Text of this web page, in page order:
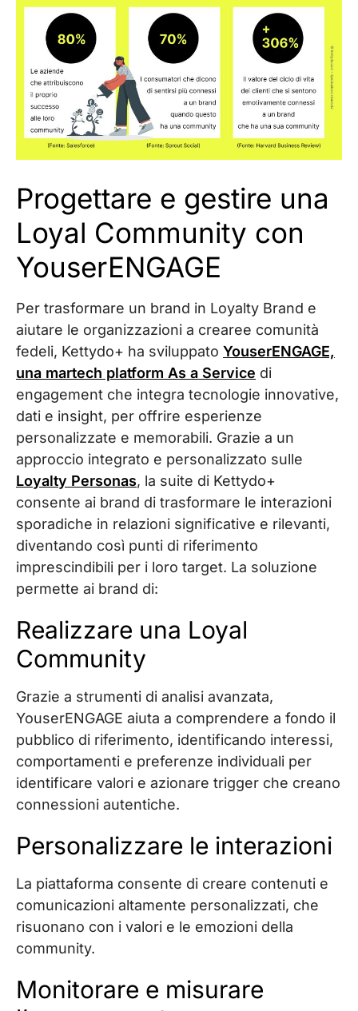
Progettare e gestire una
Loyal Community con
YouserENGAGE
Per trasformare un brand in Loyalty Brand e
aiutare le organizzazioni a crearee comunità
fedeli, Kettydo+ ha sviluppato YouserENGAGE,
una martech platform As a Service di
engagement che integra tecnologie innovative,
dati e insight, per offrire esperienze
personalizzate e memorabili. Grazie a un
approccio integrato e personalizzato sulle
Loyalty Personas, la suite di Kettydo+
consente ai brand di trasformare le interazioni
sporadiche in relazioni significative e rilevanti,
diventando così punti di riferimento
imprescindibili per i loro target. La soluzione
permette ai brand di:
Realizzare una Loyal
Community
Grazie a strumenti di analisi avanzata,
YouserENGAGE aiuta a comprendere a fondo il
pubblico di riferimento, identificando interessi,
comportamenti e preferenze individuali per
identificare valori e azionare trigger che creano
connessioni autentiche.
Personalizzare le interazioni
La piattaforma consente di creare contenuti e
comunicazioni altamente personalizzati, che
risuonano con i valori e le emozioni della
community.
Monitorare e misurare